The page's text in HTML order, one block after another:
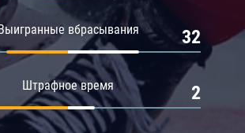
вбрасывания 32
Штрафное время 2